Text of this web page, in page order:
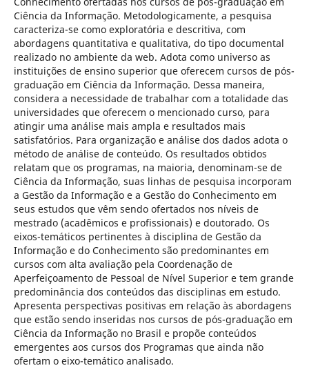
Ciência da Informação. Metodologicamente, a pesquisa
caracteriza-se como exploratória e descritiva, com
abordagens quantitativa e qualitativa, do tipo documental
realizado no ambiente da web. Adota como universo as
instituições de ensino superior que oferecem cursos de pós-
graduação em Ciência da Informação. Dessa maneira,
considera a necessidade de trabalhar com a totalidade das
universidades que oferecem o mencionado curso, para
atingir uma análise mais ampla e resultados mais
satisfatórios. Para organização e análise dos dados adota o
método de análise de conteúdo. Os resultados obtidos
relatam que os programas, na maioria, denominam-se de
Ciência da Informação, suas linhas de pesquisa incorporam
a Gestão da Informação e a Gestão do Conhecimento em
seus estudos que vêm sendo ofertados nos níveis de
mestrado (acadêmicos e profissionais) e doutorado. Os
eixos-temáticos pertinentes à disciplina de Gestão da
Informação e do Conhecimento são predominantes em
cursos com alta avaliação pela Coordenação de
Aperfeiçoamento de Pessoal de Nível Superior e tem grande
predominância dos conteúdos das disciplinas em estudo.
Apresenta perspectivas positivas em relação às abordagens
que estão sendo inseridas nos cursos de pós-graduação em
Ciência da Informação no Brasil e propõe conteúdos
emergentes aos cursos dos Programas que ainda não
ofertam o eixo-temático analisado.